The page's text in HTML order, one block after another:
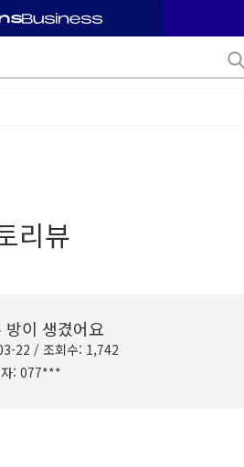
리뷰
방이 생겼어요
22 / 조회수: 1,742
: 077***